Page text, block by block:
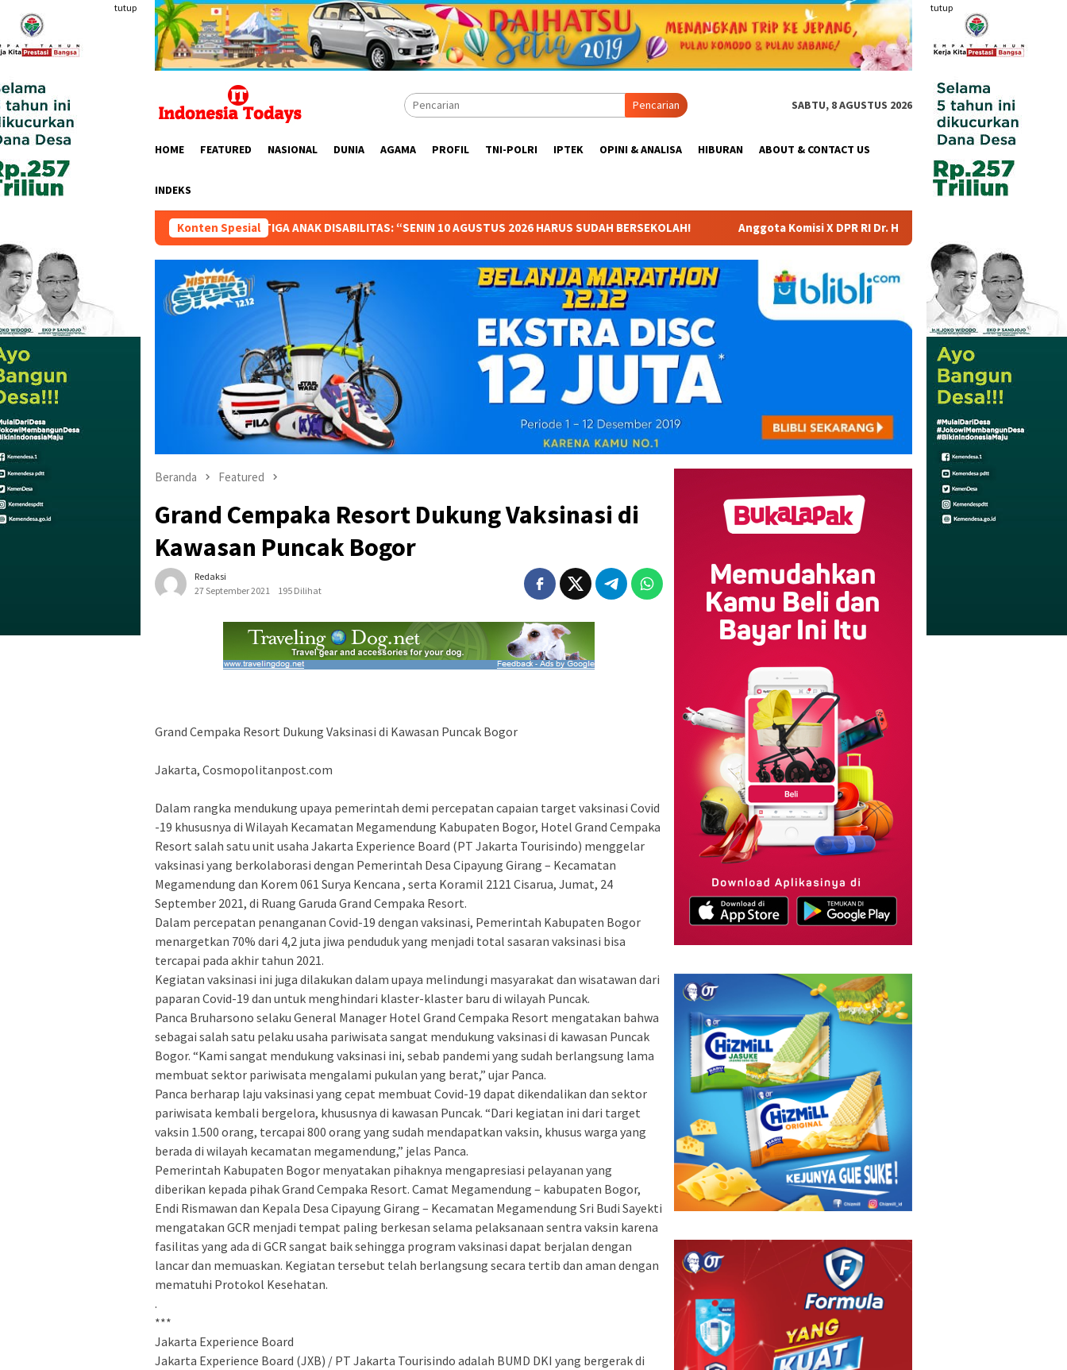
konten
tutup tutup
Pencarian SABTU, 8 AGUSTUS 2026
HOME FEATURED NASIONAL DUNIA AGAMA PROFIL TNI-POLRI IPTEK OPINI & ANALISA HIBURAN ABOUT & CONTACT US
INDEKS
Konten Spesial
SEKOLAH TIGA ANAK DISABILITAS: “SENIN 10 AGUSTUS 2026 HARUS SUDAH BERSEKOLAH! Anggota Komisi X DPR RI Dr. Hj. Karmila Sari, S.Kom., M.M.; Sosok Bahlil Lahadalia bisa
Beranda Featured
Grand Cempaka Resort Dukung Vaksinasi di
Kawasan Puncak Bogor
Redaksi
27 September 2021
195 Dilihat
Grand Cempaka Resort Dukung Vaksinasi di Kawasan Puncak Bogor
Jakarta, Cosmopolitanpost.com
Dalam rangka mendukung upaya pemerintah demi percepatan capaian target vaksinasi Covid
-19 khususnya di Wilayah Kecamatan Megamendung Kabupaten Bogor, Hotel Grand Cempaka
Resort salah satu unit usaha Jakarta Experience Board (PT Jakarta Tourisindo) menggelar
vaksinasi yang berkolaborasi dengan Pemerintah Desa Cipayung Girang – Kecamatan
Megamendung dan Korem 061 Surya Kencana , serta Koramil 2121 Cisarua, Jumat, 24
September 2021, di Ruang Garuda Grand Cempaka Resort.
Dalam percepatan penanganan Covid-19 dengan vaksinasi, Pemerintah Kabupaten Bogor
menargetkan 70% dari 4,2 juta jiwa penduduk yang menjadi total sasaran vaksinasi bisa
tercapai pada akhir tahun 2021.
Kegiatan vaksinasi ini juga dilakukan dalam upaya melindungi masyarakat dan wisatawan dari
paparan Covid-19 dan untuk menghindari klaster-klaster baru di wilayah Puncak.
Panca Bruharsono selaku General Manager Hotel Grand Cempaka Resort mengatakan bahwa
sebagai salah satu pelaku usaha pariwisata sangat mendukung vaksinasi di kawasan Puncak
Bogor. “Kami sangat mendukung vaksinasi ini, sebab pandemi yang sudah berlangsung lama
membuat sektor pariwisata mengalami pukulan yang berat,” ujar Panca.
Panca berharap laju vaksinasi yang cepat membuat Covid-19 dapat dikendalikan dan sektor
pariwisata kembali bergelora, khususnya di kawasan Puncak. “Dari kegiatan ini dari target
vaksin 1.500 orang, tercapai 800 orang yang sudah mendapatkan vaksin, khusus warga yang
berada di wilayah kecamatan megamendung,” jelas Panca.
Pemerintah Kabupaten Bogor menyatakan pihaknya mengapresiasi pelayanan yang
diberikan kepada pihak Grand Cempaka Resort. Camat Megamendung – kabupaten Bogor,
Endi Rismawan dan Kepala Desa Cipayung Girang – Kecamatan Megamendung Sri Budi Sayekti
mengatakan GCR menjadi tempat paling berkesan selama pelaksanaan sentra vaksin karena
fasilitas yang ada di GCR sangat baik sehingga program vaksinasi dapat berjalan dengan
lancar dan memuaskan. Kegiatan tersebut telah berlangsung secara tertib dan aman dengan
mematuhi Protokol Kesehatan.
.
***
Jakarta Experience Board
Jakarta Experience Board (JXB) / PT Jakarta Tourisindo adalah BUMD DKI yang bergerak di